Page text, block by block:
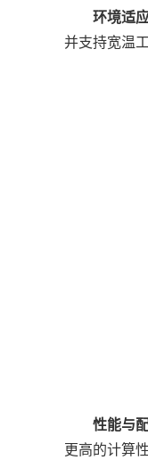
环境适应
并支持宽温
性能与配
更高的计算